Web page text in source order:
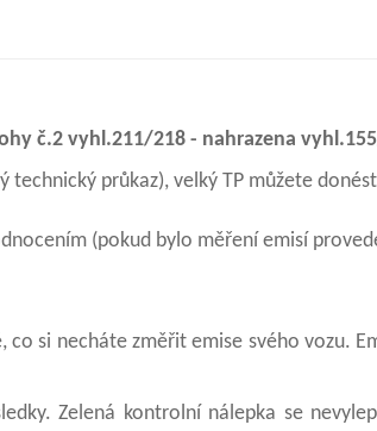
č.2 vyhl.211/218 - nahrazena
technický průkaz), velký TP můžete
(pokud bylo měření emisí
si necháte změřit emise svého vozu.
Zelená kontrolní nálepka se